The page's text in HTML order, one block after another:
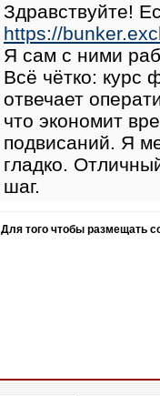
Здравствуйте!
https://
Я сам с ними
Всё чётко: курс
отвечает
что экономит
подвисаний. Я
гладко.
шаг.
Для того чтобы размещать